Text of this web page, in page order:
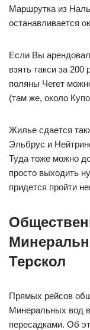
Маршрутка из
останавливается
Если Вы
взять такси за
поляны Чегет
(там же, около
Жилье сдается
Эльбрус и
Туда тоже можно
просто выходить
придется пройти
Терскол
Прямых рейсов
Минеральных вод
пересадками. Об